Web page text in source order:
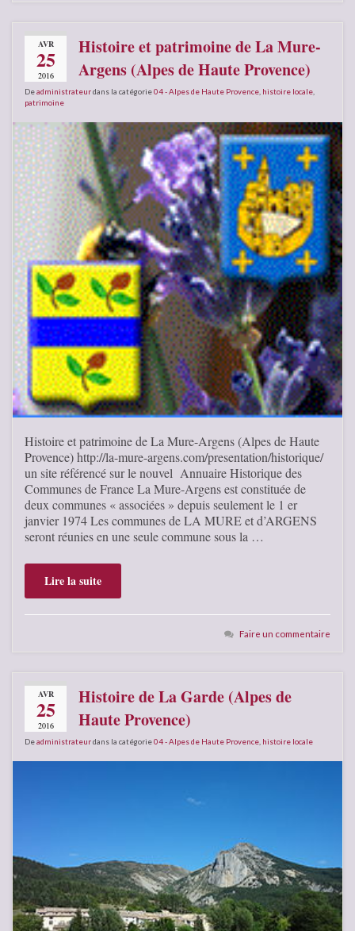
AVR
25
2016
Histoire et patrimoine de La Mure-
Argens (Alpes de Haute Provence)
Deadministrateurdans la catégorie04 - Alpes de Haute Provence histoire locale
patrimoine
Histoire et patrimoine de La Mure-Argens (Alpes de Haute
Provence) http://la-mure-argens.com/presentation/historique/
un site référencé sur le nouvel Annuaire Historique des
Communes de France La Mure-Argens est constituée de
deux communes « associées » depuis seulement le 1 er
janvier 1974 Les communes de LA MURE et d’ARGENS
seront réunies en une seule commune sous la …
Lire la suite
Faire un commentaire
AVR
25
2016
Histoire de La Garde (Alpes de
Haute Provence)
Deadministrateurdans la catégorie04 - Alpes de Haute Provence histoire locale